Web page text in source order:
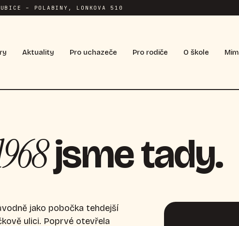
– POLABINY, LONKOVA 510
Aktuality Pro uchazeče Pro rodiče O škole
jsme tady.
jako pobočka tehdejší
ulici. Poprvé otevřela